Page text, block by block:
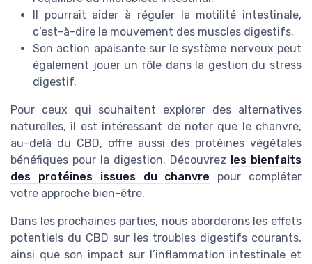
Il pourrait aider à réguler la motilité intestinale,
c’est-à-dire le mouvement des muscles digestifs.
Son action apaisante sur le système nerveux peut
également jouer un rôle dans la gestion du stress
digestif.
Pour ceux qui souhaitent explorer des alternatives
naturelles, il est intéressant de noter que le chanvre,
au-delà du CBD, offre aussi des protéines végétales
bénéfiques pour la digestion. Découvrez
les bienfaits
des protéines issues du chanvre pour compléter
votre approche bien-être.
Dans les prochaines parties, nous aborderons les effets
potentiels du CBD sur les troubles digestifs courants,
ainsi que son impact sur l’inflammation intestinale et